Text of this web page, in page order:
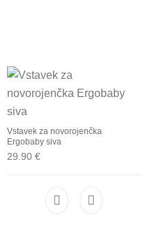
Vstavek za novorojenčka
Ergobaby siva
29.90 €